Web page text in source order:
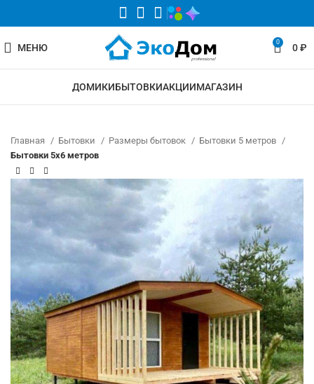
МЕНЮ 0 0₽
ДОМИКИБЫТОВКИАКЦИИМАГАЗИН
Главная Бытовки Размеры бытовок
Бытовки 5 метров
Бытовки 5х6 метров